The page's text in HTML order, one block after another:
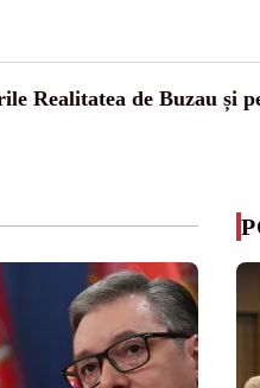
Realitatea de Buzau și